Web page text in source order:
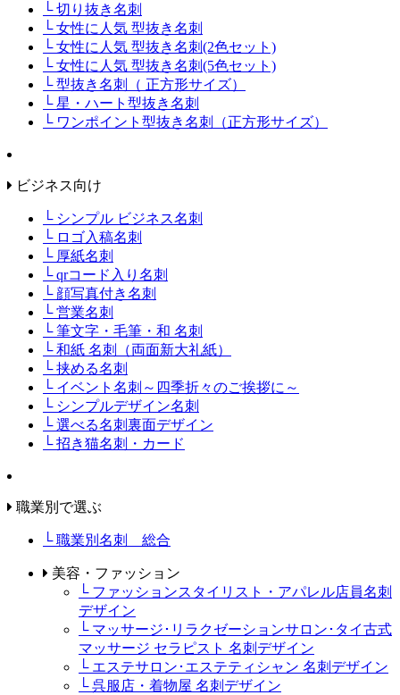
└ 切り抜き名刺
└ 女性に人気 型抜き名刺
└ 女性に人気 型抜き名刺(2色セット)
└ 女性に人気 型抜き名刺(5色セット)
└ 型抜き名刺（ 正方形サイズ）
└ 星・ハート型抜き名刺
└ ワンポイント型抜き名刺（正方形サイズ）
ビジネス向け
└ シンプル ビジネス名刺
└ ロゴ入稿名刺
└ 厚紙名刺
└ qrコード入り名刺
└ 顔写真付き名刺
└ 営業名刺
└ 筆文字・毛筆・和 名刺
└ 和紙 名刺（両面新大礼紙）
└ 挟める名刺
└ イベント名刺～四季折々のご挨拶に～
└ シンプルデザイン名刺
└ 選べる名刺裏面デザイン
└ 招き猫名刺・カード
職業別で選ぶ
└ 職業別名刺 総合
美容・ファッション
└ ファッションスタイリスト・アパレル店員名刺
デザイン
└ マッサージ･リラクゼーションサロン･タイ古式
マッサージ セラピスト 名刺デザイン
└ エステサロン･エステティシャン 名刺デザイン
└ 呉服店・着物屋 名刺デザイン